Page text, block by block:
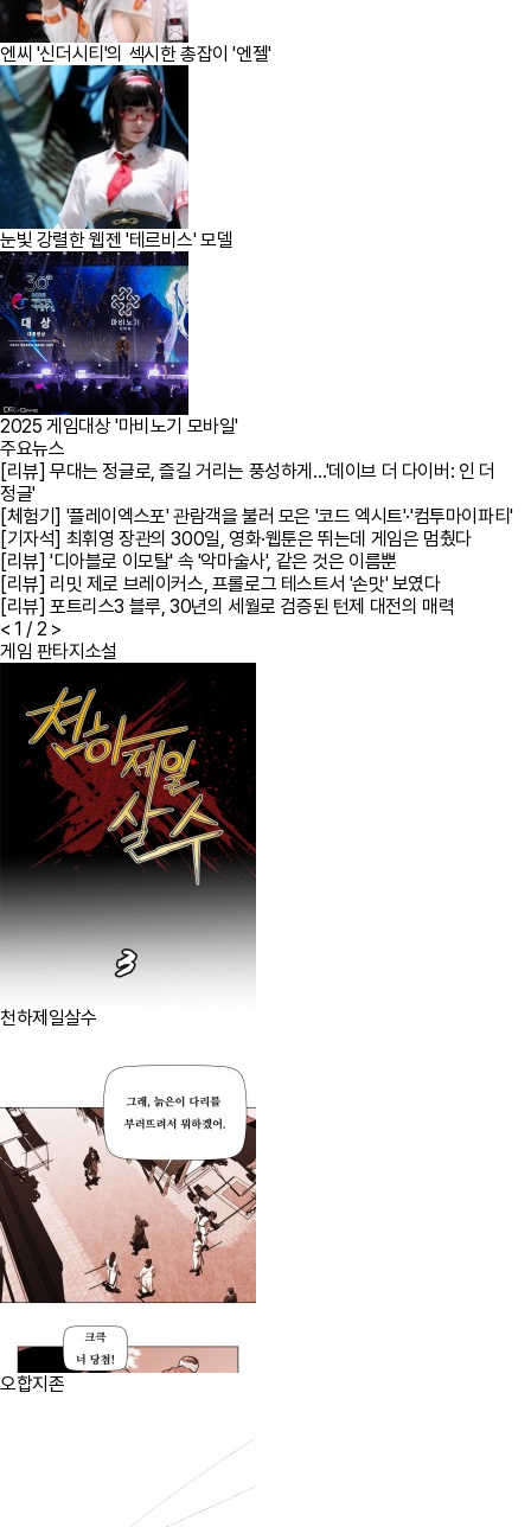
엔씨 '신더시티'의 섹시한 총잡이 '엔젤'
눈빛 강렬한 웹젠 '테르비스' 모델
2025 게임대상 '마비노기 모바일'
주요뉴스
[리뷰] 무대는 정글로, 즐길 거리는 풍성하게…'데이브 더 다이버: 인 더
정글'
[체험기] '플레이엑스포' 관람객을 불러 모은 '코드 엑시트'·'컴투마이파티'
[기자석] 최휘영 장관의 300일, 영화·웹툰은 뛰는데 게임은 멈췄다
[리뷰] '디아블로 이모탈' 속 '악마술사', 같은 것은 이름뿐
[리뷰] 리밋 제로 브레이커스, 프롤로그 테스트서 '손맛' 보였다
[리뷰] 포트리스3 블루, 30년의 세월로 검증된 턴제 대전의 매력
< 1 / 2 >
게임 판타지소설
천하제일살수
오합지존